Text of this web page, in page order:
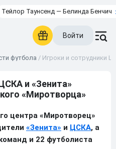
Тейлор Таунсенд — Белинда Бенчич
Войти
футбола / Игроки и сотрудники
и «Зенита»
«Миротворца»
центра «Миротворец»
«Зенита» и ЦСКА, а
и 22 футболиста